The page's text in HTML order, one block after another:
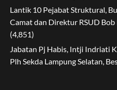
Lantik 10 Pejabat Struktural,
Camat dan Direktur RSUD
(4,851)
Jabatan Pj Habis, Intji Indriati
Plh Sekda Lampung Selatan,